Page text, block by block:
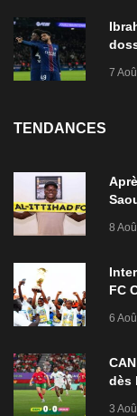
7
TENDANCES
8
FC
6
dès
3